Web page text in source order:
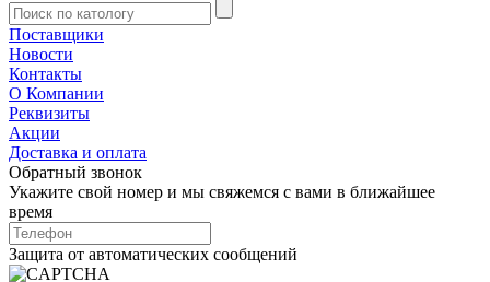
Поставщики
Новости
Контакты
О Компании
Реквизиты
Акции
Доставка и оплата
Обратный звонок
Укажите свой номер и мы свяжемся с вами в ближайшее
время
Защита от автоматических сообщений